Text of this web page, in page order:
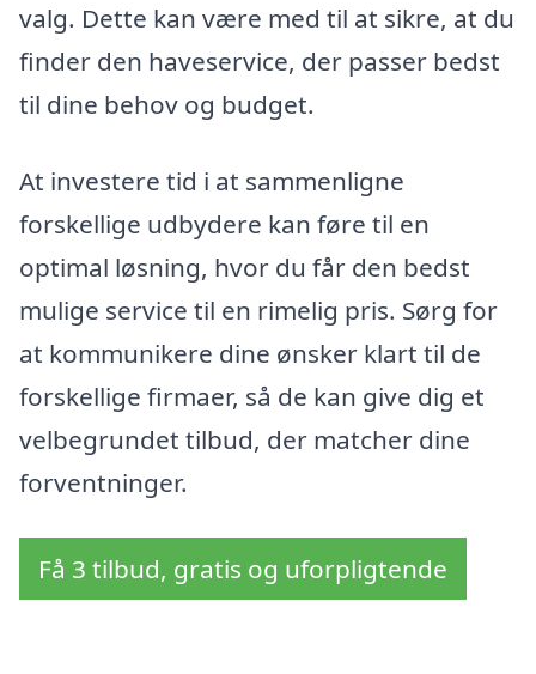
valg. Dette kan være med til at sikre, at du
finder den haveservice, der passer bedst
til dine behov og budget.
At investere tid i at sammenligne
forskellige udbydere kan føre til en
optimal løsning, hvor du får den bedst
mulige service til en rimelig pris. Sørg for
at kommunikere dine ønsker klart til de
forskellige firmaer, så de kan give dig et
velbegrundet tilbud, der matcher dine
forventninger.
Få 3 tilbud, gratis og uforpligtende